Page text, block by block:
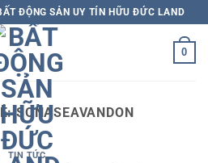
ĐỘNG SẢN UY TÍN HỮU ĐỨC LAND
0
SONASEAVANDON
TIN TỨC